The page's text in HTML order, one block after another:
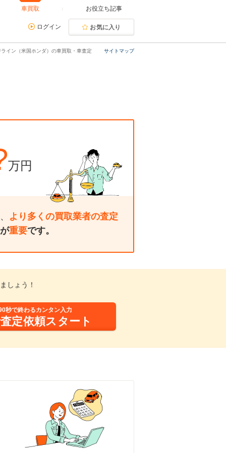
車買取 お役立ち記事
ログイン お気に入り
サイトマップ
ライン（米国ホンダ）の車買取・車査定
万円
より多くの買取業者の査定
重要です。
しょう！
秒で終わるカンタン入力
定依頼スタート